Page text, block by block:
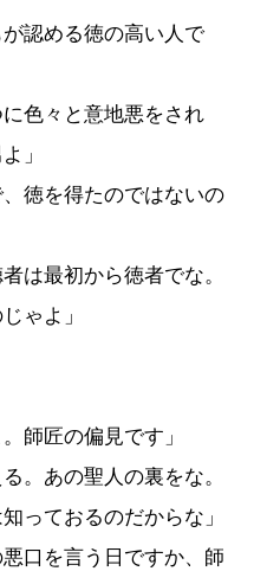
が認める徳の高い人で
に色々と意地悪をされ
」
、徳を得たのではないの
は最初から徳者でな。
ゃよ」
師匠の偏見です」
。あの聖人の裏をな。
っておるのだからな」
口を言う日ですか、師